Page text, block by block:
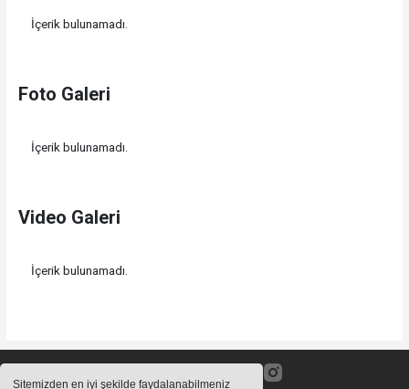
Sitemizden en iyi şekilde faydalanabilmeniz
İçerik bulunamadı.
Foto Galeri
İçerik bulunamadı.
Video Galeri
İçerik bulunamadı.